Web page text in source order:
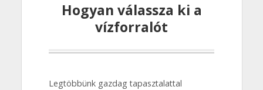
Hogyan válassza ki a
vízforralót
Legtöbbünk gazdag tapasztalattal